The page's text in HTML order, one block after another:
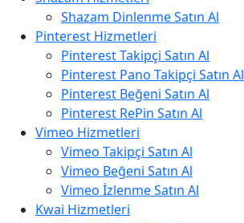
Shazam Dinlenme Satın Al
Pinterest Hizmetleri
Pinterest Takipçi Satın Al
Pinterest Pano Takipçi Satın Al
Pinterest Beğeni Satın Al
Pinterest RePin Satın Al
Vimeo Hizmetleri
Vimeo Takipçi Satın Al
Vimeo Beğeni Satın Al
Vimeo İzlenme Satın Al
Kwai Hizmetleri